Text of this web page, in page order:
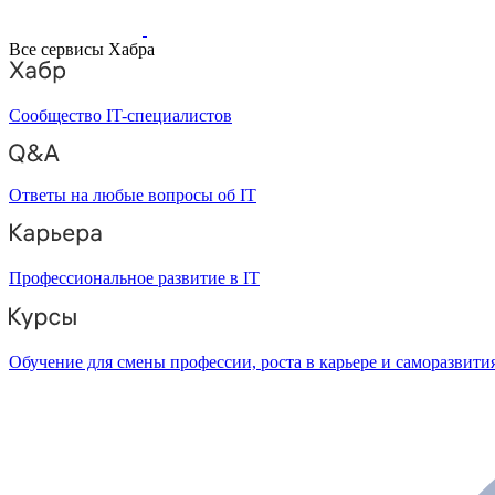
Все сервисы Хабра
Сообщество IT-специалистов
Ответы на любые вопросы об IT
Профессиональное развитие в IT
Обучение для смены профессии, роста в карьере и